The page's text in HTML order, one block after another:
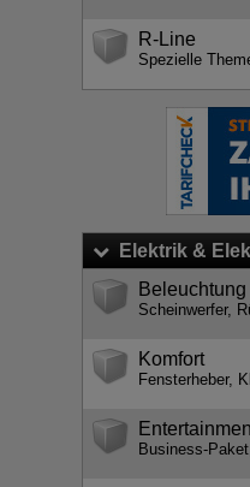
R-Line
Spezielle
Elektrik &
Beleuchtung
Scheinwerfer,
Komfort
Fensterheber,
Business-